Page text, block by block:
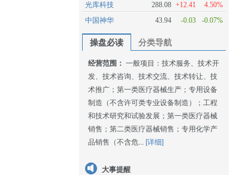
光库科技
288.08 +12.41
4.50%
中国神华
43.94 -0.03 -0.07%
操盘必读 分类导航
经营范围： 一般项目：技术服务、技术开
发、技术咨询、技术交流、技术转让、技
术推广；第一类医疗器械生产；专用设备
制造（不含许可类专业设备制造）；工程
和技术研究和试验发展；第一类医疗器械
销售；第二类医疗器械销售；专用化学产
品销售（不含危... [详细]
大事提醒